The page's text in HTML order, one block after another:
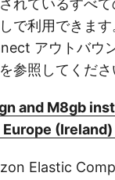
れているすべ
で利用できま
アウトバウ
参照してくださ
and M8gb
Elastic